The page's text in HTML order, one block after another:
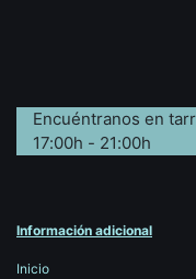
Encuéntranos en
17:00h - 21:00h
Información adicional
Inicio